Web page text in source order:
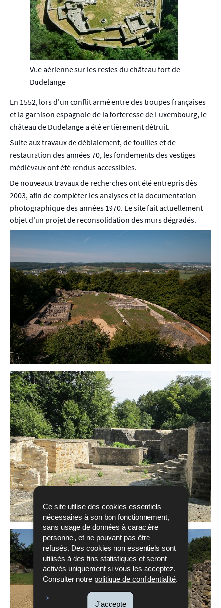
Ce site utilise des cookies essentiels
nécessaires à son bon fonctionnement,
sans usage de données à caractère
personnel, et ne pouvant pas être
refusés. Des cookies non essentiels sont
utilisés à des fins statistiques et seront
activés uniquement si vous les acceptez.
Consulter notre politique de confidentialité
J'accepte
Vue aérienne sur les restes du château fort de
Dudelange
En 1552, lors d'un conflit armé entre des troupes françaises
et la garnison espagnole de la forteresse de Luxembourg, le
château de Dudelange a été entièrement détruit.
Suite aux travaux de déblaiement, de fouilles et de
restauration des années 70, les fondements des vestiges
médiévaux ont été rendus accessibles.
De nouveaux travaux de recherches ont été entrepris dès
2003, afin de compléter les analyses et la documentation
photographique des années 1970. Le site fait actuellement
objet d'un projet de reconsolidation des murs dégradés.